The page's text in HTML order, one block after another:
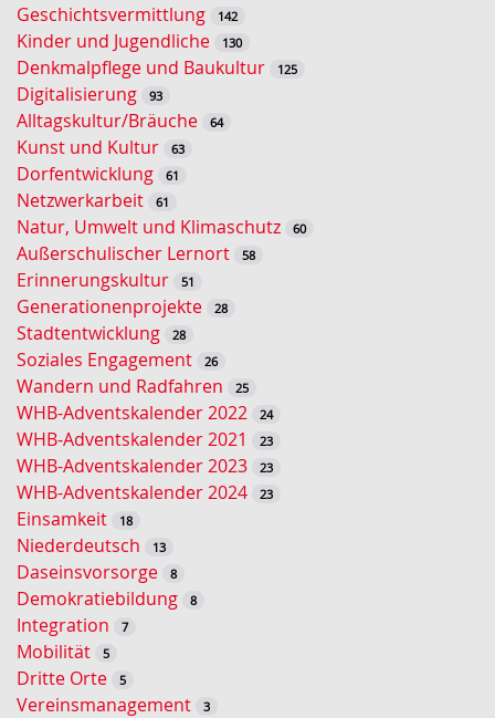
ü
s
s
e
l
w
o
r
t
-
S
u
c
h
e
Geschichtsvermittlung 142
Kinder und Jugendliche 130
Denkmalpflege und Baukultur 125
Digitalisierung 93
Alltagskultur/Bräuche 64
Kunst und Kultur 63
Dorfentwicklung 61
Netzwerkarbeit 61
Natur, Umwelt und Klimaschutz 60
Außerschulischer Lernort 58
Erinnerungskultur 51
Generationenprojekte 28
Stadtentwicklung 28
Soziales Engagement 26
Wandern und Radfahren 25
WHB-Adventskalender 2022 24
WHB-Adventskalender 2021 23
WHB-Adventskalender 2023 23
WHB-Adventskalender 2024 23
Einsamkeit 18
Niederdeutsch 13
Daseinsvorsorge 8
Demokratiebildung 8
Integration 7
Mobilität 5
Dritte Orte 5
Vereinsmanagement 3